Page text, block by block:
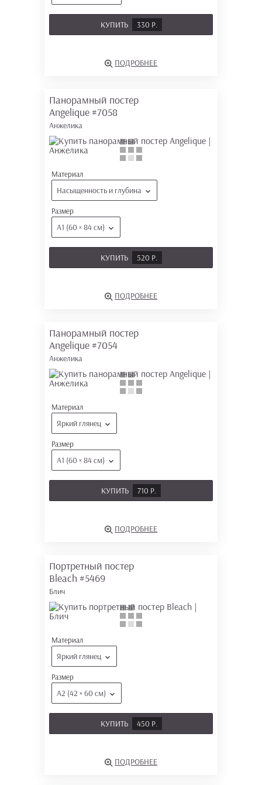
КУПИТЬ 330 Р.
ПОДРОБНЕЕ
Панорамный постер
Angelique #7058
Анжелика
Материал
Насыщенность и глубина
Размер
А1 (60 × 84 см)
КУПИТЬ 520 Р.
ПОДРОБНЕЕ
Панорамный постер
Angelique #7054
Анжелика
Материал
Яркий глянец
Размер
А1 (60 × 84 см)
КУПИТЬ 710 Р.
ПОДРОБНЕЕ
Портретный постер
Bleach #5469
Блич
Материал
Яркий глянец
Размер
А2 (42 × 60 см)
КУПИТЬ 450 Р.
ПОДРОБНЕЕ